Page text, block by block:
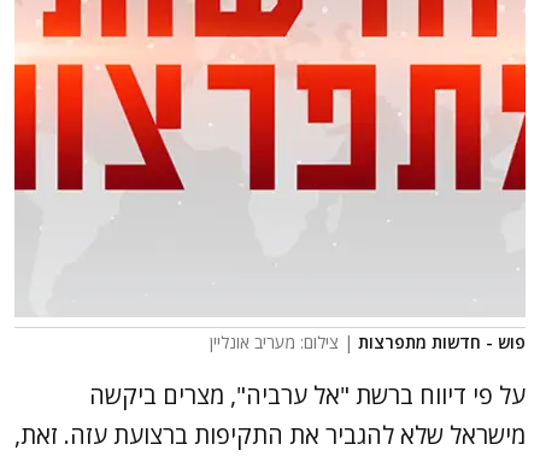
פוש - חדשות מתפרצות | צילום: מעריב אונליין
על פי דיווח ברשת "אל ערביה", מצרים ביקשה
מישראל שלא להגביר את התקיפות ברצועת עזה. זאת,